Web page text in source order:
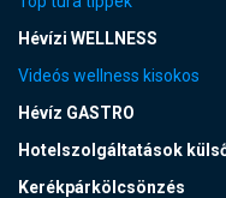
Hévízi WELLNESS
Videós wellness kisokos
Hévíz GASTRO
Hotelszolgáltatások
Kerékpárkölcsönzés